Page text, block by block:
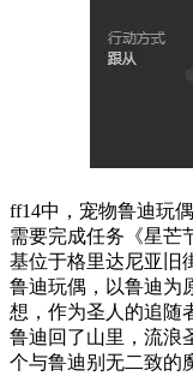
ff14中，宠物鲁迪玩
需要完成任务《星芒
基位于格里达尼亚旧
鲁迪玩偶，以鲁迪为
想，作为圣人的追随
鲁迪回了山里，流浪
个与鲁迪别无二致的